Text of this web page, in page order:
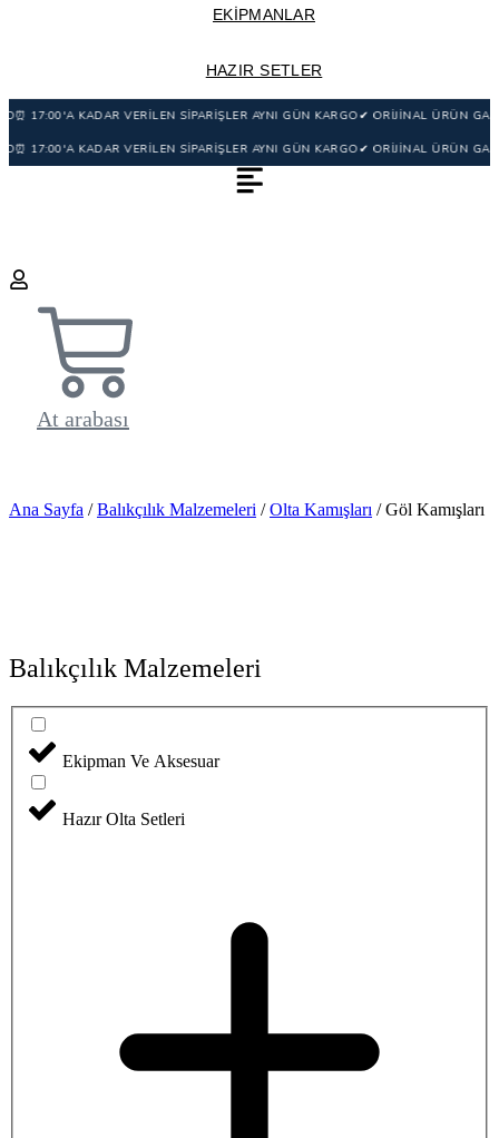
EKİPMANLAR
HAZIR SETLER
KADAR VERİLEN SİPARİŞLER AYNI GÜN KARGO✔ ORİJİNAL ÜRÜN
KADAR VERİLEN SİPARİŞLER AYNI GÜN KARGO✔ ORİJİNAL ÜRÜN
At arabası
Ana Sayfa /Balıkçılık Malzemeleri /Olta Kamışları / Göl Kamışları
Balıkçılık Malzemeleri
Ekipman Ve Aksesuar
Hazır Olta Setleri